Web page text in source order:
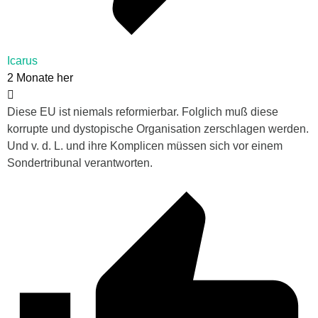
Icarus
2 Monate her
Diese EU ist niemals reformierbar. Folglich muß diese
korrupte und dystopische Organisation zerschlagen werden.
Und v. d. L. und ihre Komplicen müssen sich vor einem
Sondertribunal verantworten.